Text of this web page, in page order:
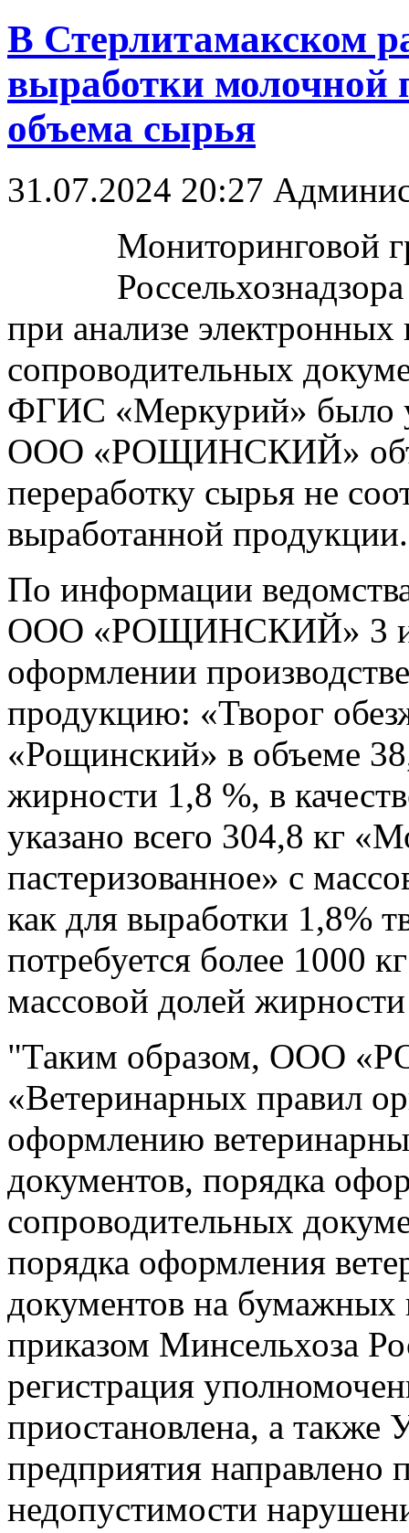
В Стерлитамакском
выработки молочной
объема сырья
31.07.2024 20:27
Мониторинговой
при анализе
сопроводительных
ФГИС «Меркурий» было
ООО «РОЩИНСКИЙ»
переработку сырья не
выработанной продукции.
По информации
ООО «РОЩИНСКИЙ» 3
оформлении
продукцию: «Творог
«Рощинский» в объеме
жирности 1,8 %, в
указано всего 304,8 кг
пастеризованное» с
как для выработки 1,8%
потребуется более 1000
массовой долей
"Таким образом, ООО
«Ветеринарных правил
оформлению
документов, порядка
сопроводительных
порядка оформления
документов на бумажных
приказом Минсельхоза
регистрация
приостановлена, а также
предприятия направлено
недопустимости